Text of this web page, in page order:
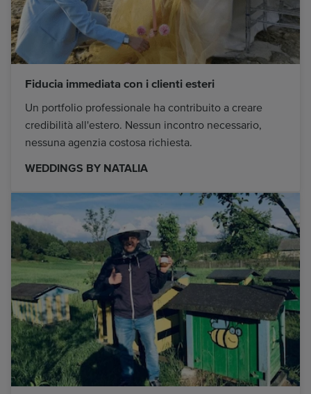
Fiducia immediata con i clienti esteri
Un portfolio professionale ha contribuito a creare
credibilità all'estero. Nessun incontro necessario,
nessuna agenzia costosa richiesta.
WEDDINGS BY NATALIA